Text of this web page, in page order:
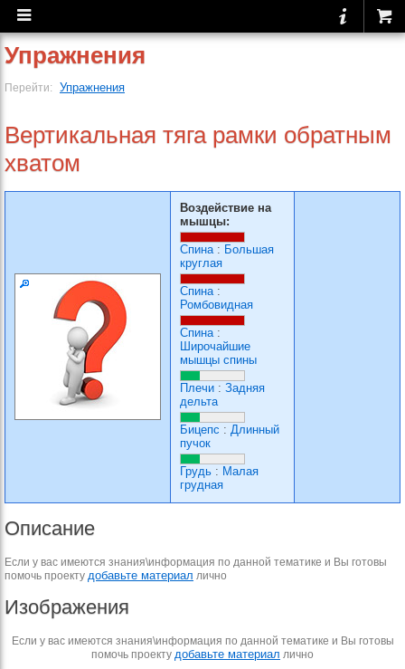
Упражнения
Перейти: Упражнения
Вертикальная тяга рамки обратным
хватом
Воздействие на
мышцы:
Спина: Большая
круглая
Спина:
Ромбовидная
Спина:
Широчайшие
мышцы спины
Плечи : Задняя
дельта
Бицепс : Длинный
пучок
Грудь : Малая
грудная
Описание
Если у вас имеются знания\информация по данной тематике и Вы готовы
помочь проекту добавьте материал лично
Изображения
Если у вас имеются знания\информация по данной тематике и Вы готовы
помочь проекту добавьте материал лично